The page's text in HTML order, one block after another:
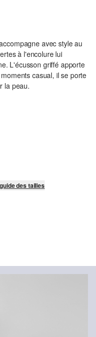
avec style au
à l'encolure lui
L'écusson griffé apporte
casual, il se porte
la peau.
des tailles
dans un délai de 4 à 5